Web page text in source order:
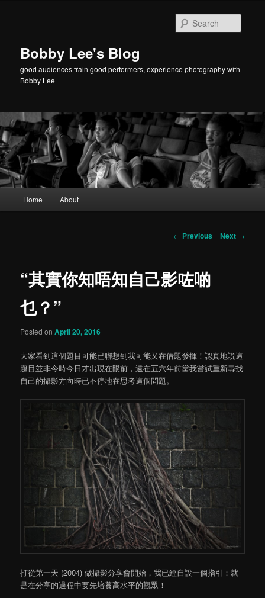
Bobby Lee's Blog
good audiences train good performers, experience photography with
Bobby Lee
Skip
content
Home About
Post
← Previous Next →
“其實你知唔知自己影咗啲
乜？”
Posted onApril 20, 2016
大家看到這個題目可能已聯想到我可能又在借題發揮！認真地説這
題目並非今時今日才出現在眼前，遠在五六年前當我嘗試重新尋找
自己的攝影方向時已不停地在思考這個問題。
打從第一天 (2004) 做攝影分享會開始，我已經自設一個指引：就
是在分享的過程中要先培養高水平的觀眾！